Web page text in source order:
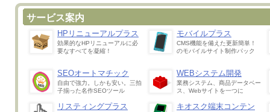
サービス案内
HPリニューアルプラス
効果的なHPリニューアルに必
要なすべてを凝縮！
モバイルプラス
CMS機能を備えた更新簡単！
のモバイルサイト制作パック
SEOオートマチック
自由で強力。しかも安い。三拍
子揃った名作SEOツール
WEBシステム開発
業務システム、商品データベー
ス、Webサイトを一つに
リスティングプラス
キオスク端末コンテン